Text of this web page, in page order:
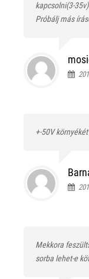
kapcsolni(3-
Próbálj más
+-50V
Mekkora
sorba lehet-e